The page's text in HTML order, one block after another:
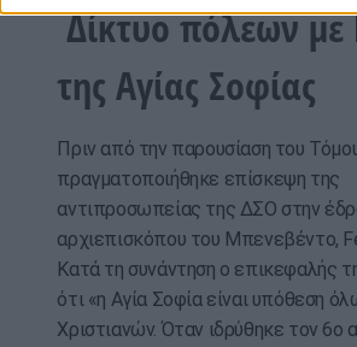
Δίκτυο πόλεων
της Αγίας Σοφίας
Πριν από την παρουσίαση του
πραγματοποιήθηκε επίσκεψη της
αντιπροσωπείας της ΔΣΟ στην
αρχιεπισκόπου του Μπενεβέντο,
Κατά τη συνάντηση ο επικεφαλής
ότι «η Αγία Σοφία είναι υπόθεση
Χριστιανών. Όταν ιδρύθηκε τον 6ο